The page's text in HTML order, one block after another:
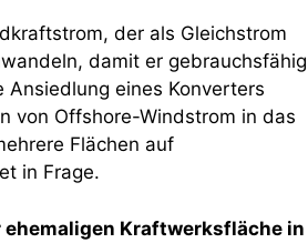
der als Gleichstrom
damit er gebrauchsfähig
eines Konverters
von Offshore-Windstrom in das
Flächen auf
in Frage.
Kraftwerksfläche in